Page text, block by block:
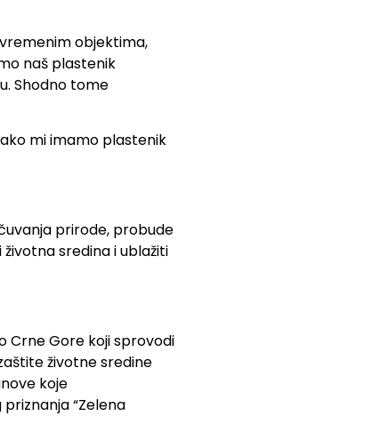
objektima,
naš plastenik
Shodno tome
mi imamo plastenik
prirode, probude
sredina i ublažiti
Crne Gore koji sprovodi
životne sredine
koje
“Zelena